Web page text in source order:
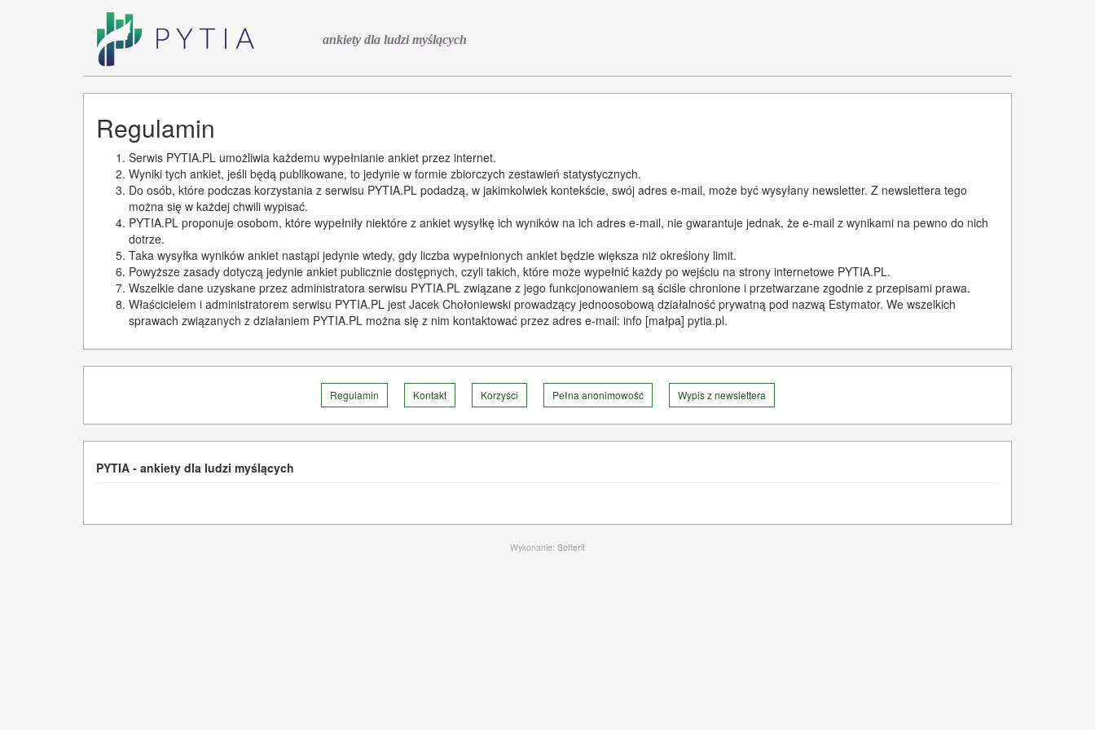
ankiety dla ludzi myślących
Regulamin
Serwis PYTIA.PL umożliwia każdemu wypełnianie ankiet przez internet.
Wyniki tych ankiet, jeśli będą publikowane, to jedynie w formie zbiorczych zestawień statystycznych.
Do osób, które podczas korzystania z serwisu PYTIA.PL podadzą, w jakimkolwiek kontekście, swój adres e-mail, może być wysyłany newsletter. Z newslettera tego
można się w każdej chwili wypisać.
PYTIA.PL proponuje osobom, które wypełniły niektóre z ankiet wysyłkę ich wyników na ich adres e-mail, nie gwarantuje jednak, że e-mail z wynikami na pewno do nich
dotrze.
Taka wysyłka wyników ankiet nastąpi jedynie wtedy, gdy liczba wypełnionych ankiet będzie większa niż określony limit.
Powyższe zasady dotyczą jedynie ankiet publicznie dostępnych, czyli takich, które może wypełnić każdy po wejściu na strony internetowe PYTIA.PL.
Wszelkie dane uzyskane przez administratora serwisu PYTIA.PL związane z jego funkcjonowaniem są ściśle chronione i przetwarzane zgodnie z przepisami prawa.
Właścicielem i administratorem serwisu PYTIA.PL jest Jacek Chołoniewski prowadzący jednoosobową działalność prywatną pod nazwą Estymator. We wszelkich
sprawach związanych z działaniem PYTIA.PL można się z nim kontaktować przez adres e-mail: info [małpa] pytia.pl.
Regulamin Kontakt Korzyści Pełna anonimowość Wypis z newslettera
PYTIA - ankiety dla ludzi myślących
Wykonanie: Softerit